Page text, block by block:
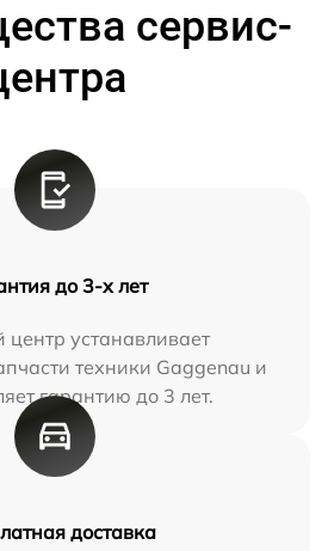
сервис-
до 3-х лет
устанавливает
техники Gaggenau и
гарантию до 3 лет.
доставка